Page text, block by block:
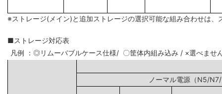
※ストレージ(メイン)と追加ストレージの選択可能な組み合わせは、
■ストレージ対応表
凡例 ：◎リムーバブルケース仕様/ 〇筐体内組み込み / ×選べませ
ノーマル電源（